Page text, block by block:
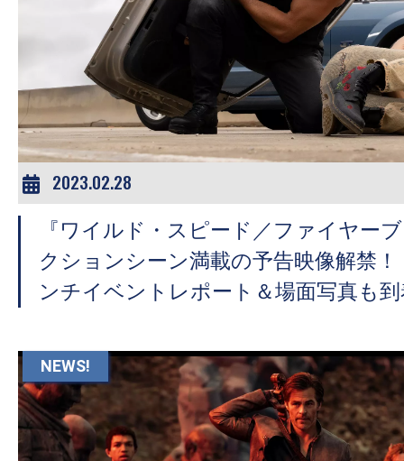
2023.02.28
『ワイルド・スピード／ファイヤー
クションシーン満載の予告映像解禁
ンチイベントレポート＆場面写真も
NEWS!